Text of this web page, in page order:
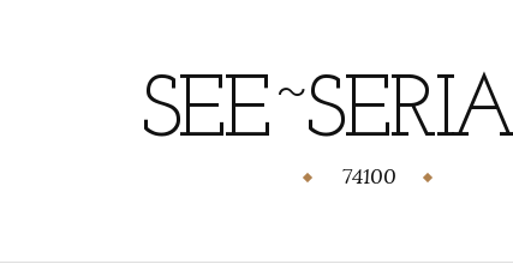
74100